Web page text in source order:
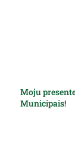
Moju
Municipais!